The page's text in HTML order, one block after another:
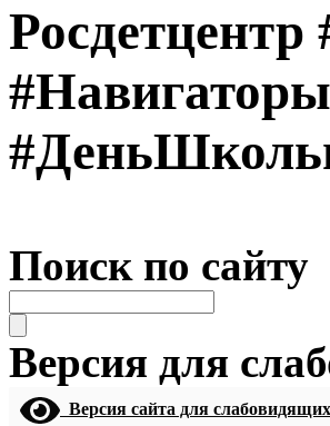
Поиск по сайту
Версия для
Версия сайта для слабовидящих